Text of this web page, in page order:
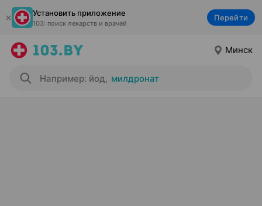
Установить приложение
103: поиск лекарств и врачей
Перейти
Минск
Например: йод, милдронат